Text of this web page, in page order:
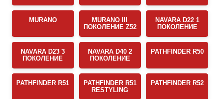
MURANO
MURANO III
ПОКОЛЕНИЕ Z52
NAVARA D22 1
ПОКОЛЕНИЕ
NAVARA D23 3
ПОКОЛЕНИЕ
NAVARA D40 2
ПОКОЛЕНИЕ
PATHFINDER R50
PATHFINDER R51
PATHFINDER R51
RESTYLING
PATHFINDER R52